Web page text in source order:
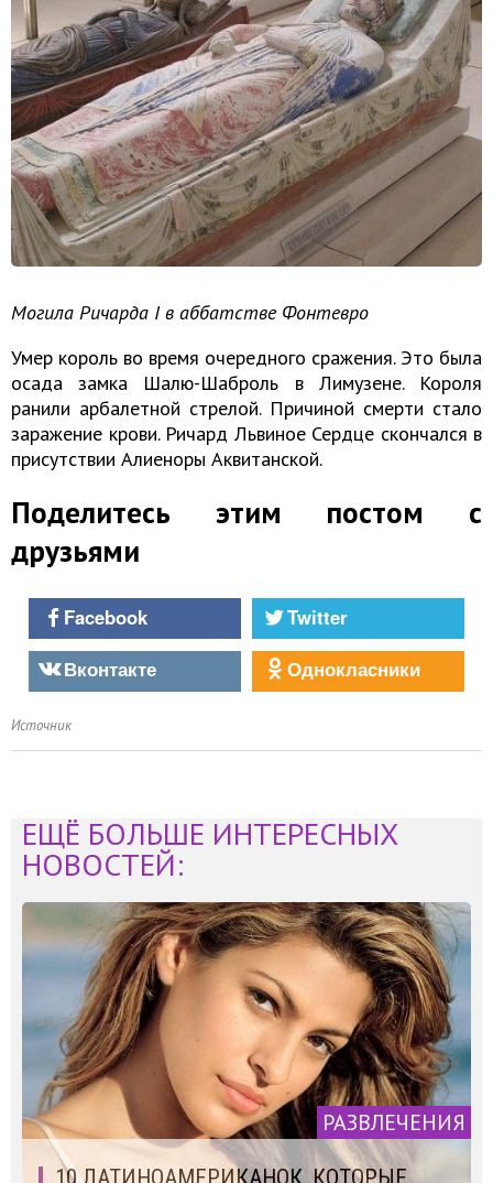
Могила Ричарда I в аббатстве Фонтевро
Умер король во время очередного сражения. Это была
осада замка Шалю-Шаброль в Лимузене. Короля
ранили арбалетной стрелой. Причиной смерти стало
заражение крови. Ричард Львиное Сердце скончался в
присутствии Алиеноры Аквитанской.
Поделитесь этим постом с
друзьями
Facebook
Twitter
Вконтакте
Однокласники
Источник
ЕЩЁ БОЛЬШЕ ИНТЕРЕСНЫХ
НОВОСТЕЙ:
РАЗВЛЕЧЕНИЯ
10 ЛАТИНОАМЕРИКАНОК, КОТОРЫЕ